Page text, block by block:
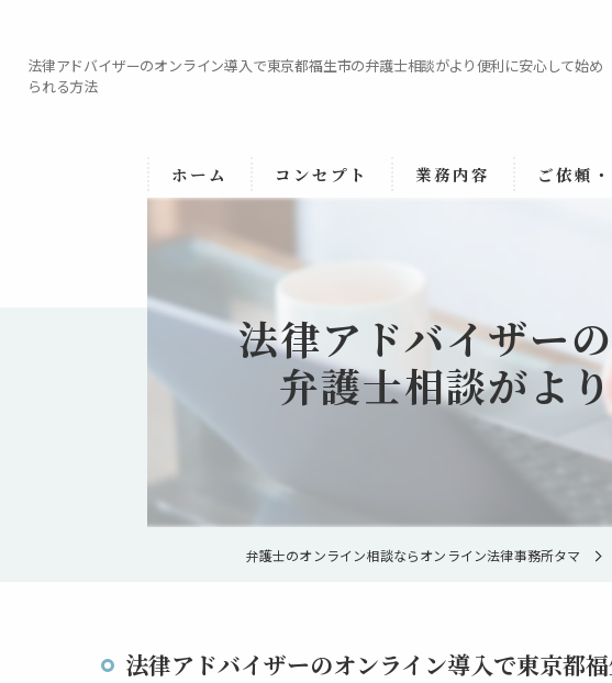
法律アドバイザーのオンライン導入で東京都福生市の弁護士相談がより便利に安心して始め
られる方法
ホーム コンセプト 業務内容 ご依頼
法律アドバイザー
弁護士相談がよ
弁護士のオンライン相談ならオンライン法律事務所タマ
法律アドバイザーのオンライン導入で東京都